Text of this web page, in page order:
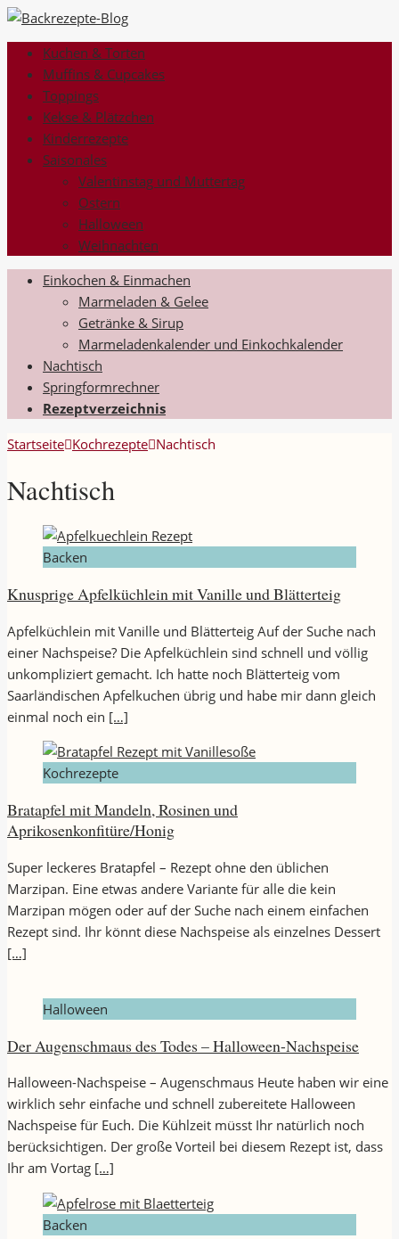
Kuchen & Torten
Muffins & Cupcakes
Toppings
Kekse & Plätzchen
Kinderrezepte
Saisonales
Valentinstag und Muttertag
Ostern
Halloween
Weihnachten
Einkochen & Einmachen
Marmeladen & Gelee
Getränke & Sirup
Marmeladenkalender und Einkochkalender
Nachtisch
Springformrechner
Rezeptverzeichnis
Startseite Kochrezepte Nachtisch
Nachtisch
Backen
Knusprige Apfelküchlein mit Vanille und Blätterteig
Apfelküchlein mit Vanille und Blätterteig Auf der Suche nach
einer Nachspeise? Die Apfelküchlein sind schnell und völlig
unkompliziert gemacht. Ich hatte noch Blätterteig vom
Saarländischen Apfelkuchen übrig und habe mir dann gleich
einmal noch ein […]
Kochrezepte
Bratapfel mit Mandeln, Rosinen und
Aprikosenkonfitüre/Honig
Super leckeres Bratapfel – Rezept ohne den üblichen
Marzipan. Eine etwas andere Variante für alle die kein
Marzipan mögen oder auf der Suche nach einem einfachen
Rezept sind. Ihr könnt diese Nachspeise als einzelnes Dessert
[…]
Halloween
Der Augenschmaus des Todes – Halloween-Nachspeise
Halloween-Nachspeise – Augenschmaus Heute haben wir eine
wirklich sehr einfache und schnell zubereitete Halloween
Nachspeise für Euch. Die Kühlzeit müsst Ihr natürlich noch
berücksichtigen. Der große Vorteil bei diesem Rezept ist, dass
Ihr am Vortag […]
Backen